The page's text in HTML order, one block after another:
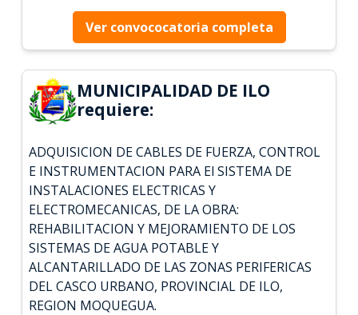
Ver convococatoria completa
MUNICIPALIDAD DE ILO
requiere:
ADQUISICION DE CABLES DE FUERZA, CONTROL
E INSTRUMENTACION PARA El SISTEMA DE
INSTALACIONES ELECTRICAS Y
ELECTROMECANICAS, DE LA OBRA:
REHABILITACION Y MEJORAMIENTO DE LOS
SISTEMAS DE AGUA POTABLE Y
ALCANTARILLADO DE LAS ZONAS PERIFERICAS
DEL CASCO URBANO, PROVINCIAL DE ILO,
REGION MOQUEGUA.